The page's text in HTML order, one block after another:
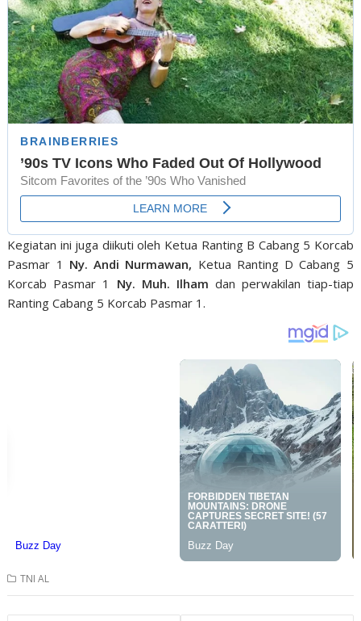
Kegiatan ini juga diikuti oleh Ketua Ranting B Cabang 5 Korcab
Pasmar 1 Ny. Andi Nurmawan, Ketua Ranting D Cabang 5
Korcab Pasmar 1
Ny. Muh. Ilham dan perwakilan tiap-tiap
Ranting Cabang 5 Korcab Pasmar 1.
TNI AL